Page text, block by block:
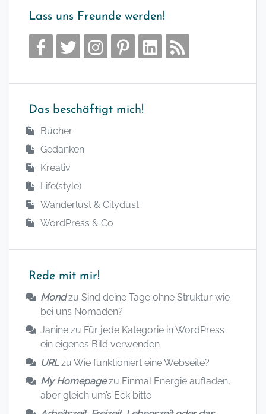
Lass uns Freunde werden!
Das beschäftigt mich!
Bücher
Gedanken
Kreativ
Life(style)
Wanderlust & Citydust
WordPress & Co
Rede mit mir!
Mondzu Sind deine Tage ohne Struktur wie
bei uns Nomaden?
Janine zu Für jede Kategorie in WordPress
ein eigenes Bild verwenden
URLzu Wie funktioniert eine Webseite?
My Homepagezu Einmal Energie aufladen,
aber gleich um’s Eck bitte